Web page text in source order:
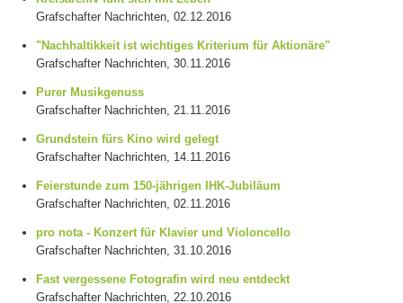
Grafschafter Nachrichten, 02.12.2016
"Nachhaltikkeit ist wichtiges Kriterium für Aktionäre"
Grafschafter Nachrichten, 30.11.2016
Purer Musikgenuss
Grafschafter Nachrichten, 21.11.2016
Grundstein fürs Kino wird gelegt
Grafschafter Nachrichten, 14.11.2016
Feierstunde zum 150-jährigen IHK-Jubiläum
Grafschafter Nachrichten, 02.11.2016
pro nota - Konzert für Klavier und Violoncello
Grafschafter Nachrichten, 31.10.2016
Fast vergessene Fotografin wird neu entdeckt
Grafschafter Nachrichten, 22.10.2016